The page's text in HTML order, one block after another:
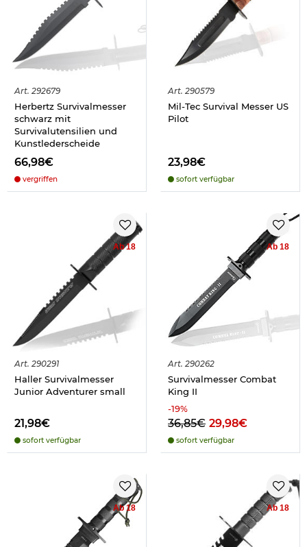
Art. 292679
Herbertz Survivalmesser
schwarz mit
Survivalutensilien und
Kunstlederscheide
66,98€
vergriffen
Art. 290579
Mil-Tec Survival Messer US
Pilot
23,98€
sofort verfügbar
Ab 18
Art. 290291
Haller Survivalmesser
Junior Adventurer small
21,98€
sofort verfügbar
Ab 18
Art. 290262
Survivalmesser Combat
King II
-19%
36,85€ 29,98€
sofort verfügbar
Ab 18 Ab 18